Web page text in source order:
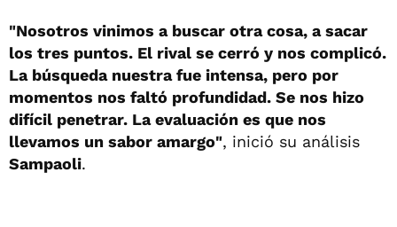
"Nosotros vinimos a buscar otra cosa, a sacar
los tres puntos. El rival se cerró y nos complicó.
La búsqueda nuestra fue intensa, pero por
momentos nos faltó profundidad. Se nos hizo
difícil penetrar. La evaluación es que nos
llevamos un sabor amargo", inició su análisis
Sampaoli.